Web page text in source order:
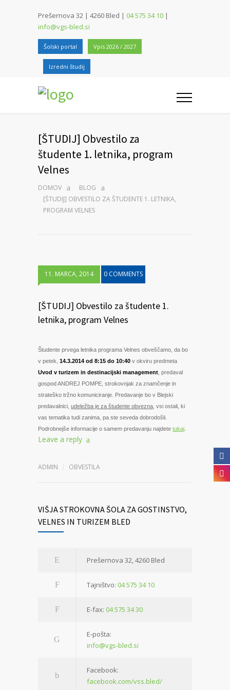
Prešernova 32 | 4260 Bled | 04 575 34 10 |
info@vgs-bled.si
Šolski portal Vpis 2026 / 2027
Izredni študij
[ŠTUDIJ] Obvestilo za
študente 1. letnika, program
Velnes
DOMOV
BLOG
[ŠTUDIJ] OBVESTILO ZA ŠTUDENTE 1. LETNIKA,
PROGRAM VELNES
11. MARCA, 2014 0 COMMENTS
[ŠTUDIJ] Obvestilo za študente 1.
letnika, program Velnes
Študente prvega letnika programa Velnes obveščamo, da bo
v petek, 14.3.2014 od 8:15 do 10:40 v okviru predmeta
Uvod v turizem in destinacijski management , predaval
gospod ANDREJ POMPE, strokovnjak za znamčenje in
strateško tržno komuniciranje. Predavanje bo v Blejski
predavalnici, udeležba je za študente obvezna , vsi ostali, ki
vas tematika tudi zanima, pa ste seveda dobrodošli.
Podrobnejše informacije o samem predavanju najdete tukaj
Leave a reply
ADMIN OBVESTILA
VIŠJA STROKOVNA ŠOLA ZA GOSTINSTVO,
VELNES IN TURIZEM BLED
Prešernova 32, 4260 Bled
Tajništvo: 04 575 34 10
E-fax: 04 575 34 30
E-pošta:
info@vgs-bled.si
Facebook:
facebook.com/vss.bled/